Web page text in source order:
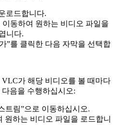
로드합니다.
이동하여 원하는 비디오 파일을
니다.
”를 클릭한 다음 자막을 선택합
가 해당 비디오를 볼 때마다
음을 수행하십시오:
트림”으로 이동하십시오.
원하는 비디오 파일을 로드합니